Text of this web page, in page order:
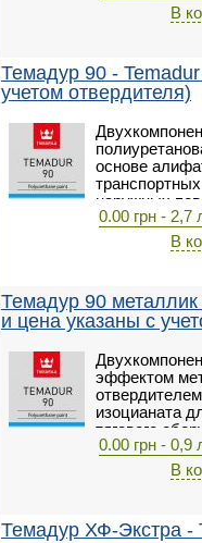
В
Темадур 90 -
учетом отвердителя)
основе
наружных
каркасов и
0.00 грн - 2,7
В
Темадур 90
и цена указаны с
эффектом
изоцианата
тягового
0.00 грн - 0,9
В
Темадур ХФ-Экстра -